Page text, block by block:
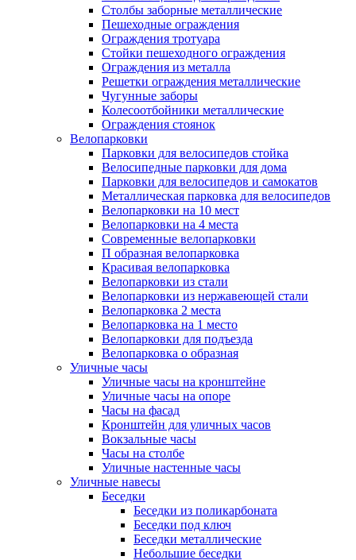
Столбы заборные металлические
Пешеходные ограждения
Ограждения тротуара
Стойки пешеходного ограждения
Ограждения из металла
Решетки ограждения металлические
Чугунные заборы
Колесоотбойники металлические
Ограждения стоянок
Велопарковки
Парковки для велосипедов стойка
Велосипедные парковки для дома
Парковки для велосипедов и самокатов
Металлическая парковка для велосипедов
Велопарковки на 10 мест
Велопарковки на 4 места
Современные велопарковки
П образная велопарковка
Красивая велопарковка
Велопарковки из стали
Велопарковки из нержавеющей стали
Велопарковка 2 места
Велопарковка на 1 место
Велопарковки для подъезда
Велопарковка о образная
Уличные часы
Уличные часы на кронштейне
Уличные часы на опоре
Часы на фасад
Кронштейн для уличных часов
Вокзальные часы
Часы на столбе
Уличные настенные часы
Уличные навесы
Беседки
Беседки из поликарбоната
Беседки под ключ
Беседки металлические
Небольшие беседки